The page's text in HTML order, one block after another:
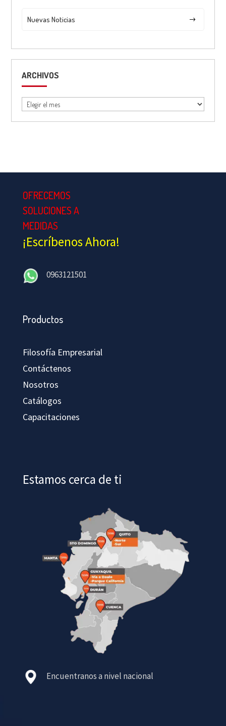
Nuevas Noticias
ARCHIVOS
OFRECEMOS
SOLUCIONES A
MEDIDAS
¡Escríbenos Ahora!
0963121501
Productos
Filosofía Empresarial
Contáctenos
Nosotros
Catálogos
Capacitaciones
Estamos cerca de ti
Encuentranos a nivel nacional